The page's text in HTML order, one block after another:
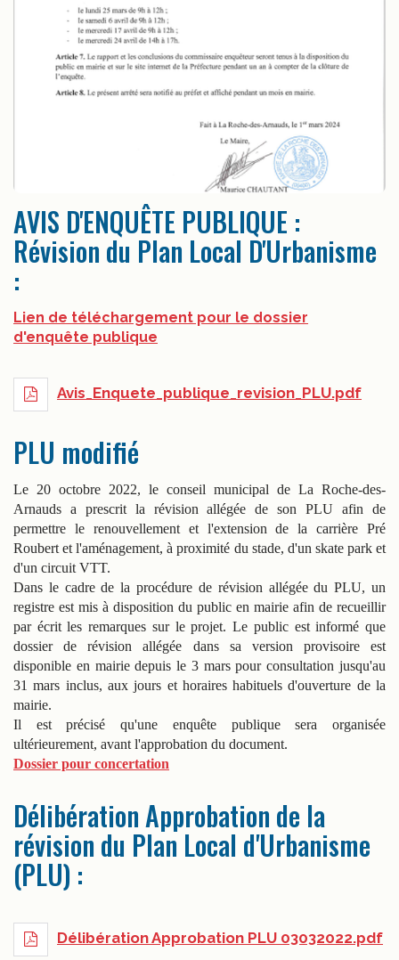
AVIS D'ENQUÊTE PUBLIQUE :
Révision du Plan Local D'Urbanisme
:
Lien de téléchargement pour le dossier
d'enquête publique
Avis_Enquete_publique_revision_PLU.pdf
PLU modifié
Le 20 octobre 2022, le conseil municipal de La Roche-des-
Arnauds a prescrit la révision allégée de son PLU afin de
permettre le renouvellement et l'extension de la carrière Pré
Roubert et l'aménagement, à proximité du stade, d'un skate park et
d'un circuit VTT.
Dans le cadre de la procédure de révision allégée du PLU, un
registre est mis à disposition du public en mairie afin de recueillir
par écrit les remarques sur le projet. Le public est informé que
dossier de révision allégée dans sa version provisoire est
disponible en mairie depuis le 3 mars pour consultation jusqu'au
31 mars inclus, aux jours et horaires habituels d'ouverture de la
mairie.
Il est précisé qu'une enquête publique sera organisée
ultérieurement, avant l'approbation du document.
Dossier pour concertation
Délibération Approbation de la
révision du Plan Local d'Urbanisme
(PLU) :
Délibération Approbation PLU 03032022.pdf